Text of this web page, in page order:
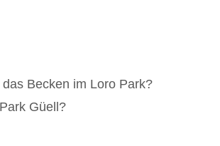
Becken im Loro Park?
Güell?